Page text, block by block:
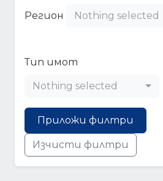
Регион Nothing selected
Тип имот
Nothing selected
Приложи филтри
Изчисти филтри